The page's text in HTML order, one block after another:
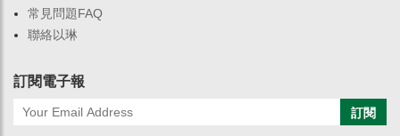
常見問題FAQ
聯絡以琳
訂閱電子報
訂閱